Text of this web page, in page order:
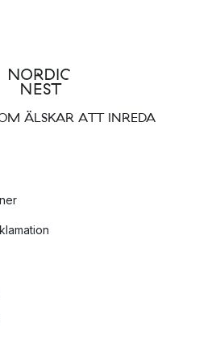
ÄLSKAR ATT INREDA